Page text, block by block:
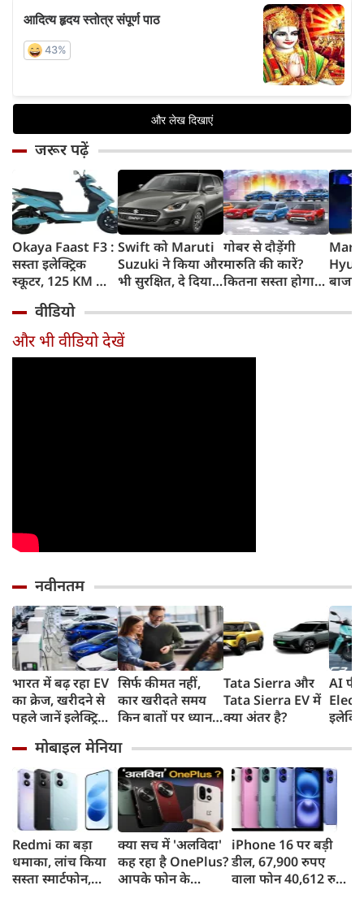
जरूर पढ़ें
Okaya Faast F3 :
सस्ता इलेक्ट्रिक
स्कूटर, 125 KM की
दूर करेगा खास फीचर
Swift को Maruti
Suzuki ने किया और
भी सुरक्षित, दे दिया
standard
feature
गोबर से दौड़ेंगी
मारुति की कारें?
कितना सस्ता होगा
सेफ? ऑटोमोबाइल
वीडियो
और भी वीडियो देखें
नवीनतम
भारत में बढ़ रहा EV
का क्रेज, खरीदने से
पहले जानें इलेक्ट्रिक
और इनके फायदे
सिर्फ कीमत नहीं,
कार खरीदते समय
किन बातों पर ध्यान
Tata Sierra और
Tata Sierra EV में
क्या अंतर है?
AI
8 साल
मोबाइल मेनिया
Redmi का बड़ा
धमाका, लांच किया
सस्ता स्मार्टफोन,
क्या सच में 'अलविदा'
कह रहा है OnePlus?
आपके फोन के
iPhone 16 पर बड़ी
डील, 67,900 रुपए
वाला फोन 40,612 रुपए